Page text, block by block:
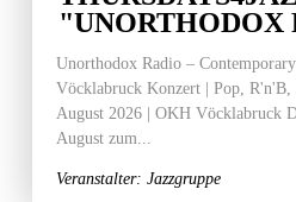
"UNORTHODOX
Unorthodox Radio –
Vöcklabruck Konzert | Pop, R'n'B,
August 2026 | OKH Vöcklabruck
August zum...
Veranstalter: Jazzgruppe